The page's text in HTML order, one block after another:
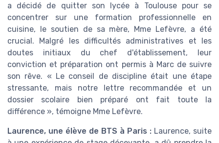
a décidé de quitter son lycée à Toulouse pour se
concentrer sur une formation professionnelle en
cuisine, le soutien de sa mère, Mme Lefèvre, a été
crucial. Malgré les difficultés administratives et les
doutes initiaux du chef d'établissement, leur
conviction et préparation ont permis à Marc de suivre
son rêve. « Le conseil de discipline était une étape
stressante, mais notre lettre recommandée et un
dossier scolaire bien préparé ont fait toute la
différence », témoigne Mme Lefèvre.
Laurence, une élève de BTS à Paris : Laurence, suite